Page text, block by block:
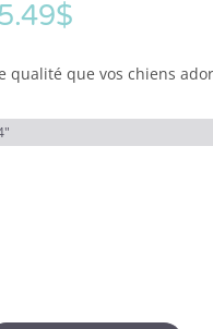
$
qualité que vos chiens